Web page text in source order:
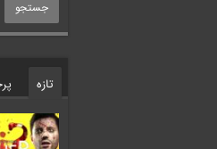
تازه